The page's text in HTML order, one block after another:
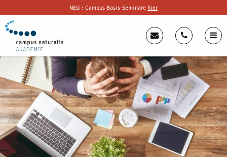
NEU : Campus Basis-Seminare hier